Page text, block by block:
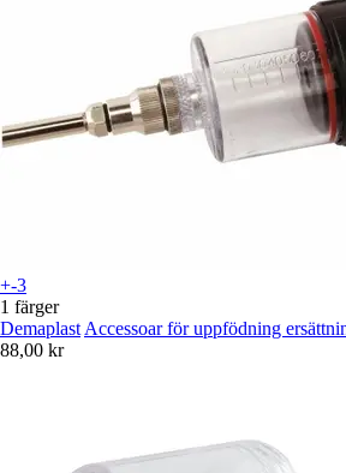
+-3
1 färger
Demaplast Accessoar för uppfödning
88,00 kr